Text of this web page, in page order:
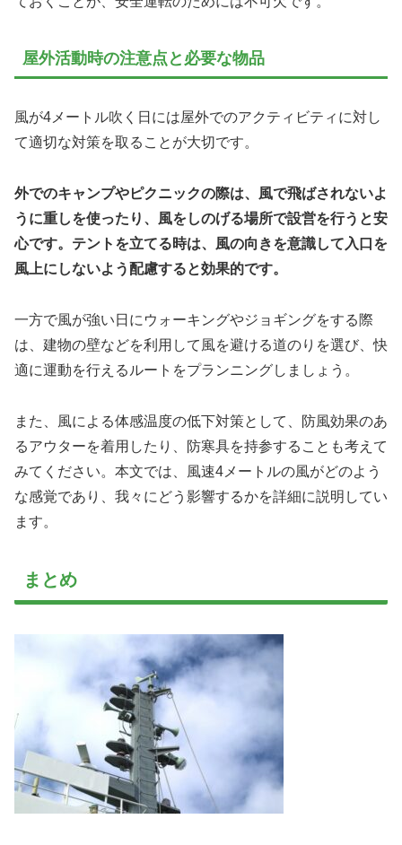
屋外活動時の注意点と必要な物品
風が4メートル吹く日には屋外でのアクティビティに対し
て適切な対策を取ることが大切です。
外でのキャンプやピクニックの際は、風で飛ばされないよ
うに重しを使ったり、風をしのげる場所で設営を行うと安
心です。テントを立てる時は、風の向きを意識して入口を
風上にしないよう配慮すると効果的です。
一方で風が強い日にウォーキングやジョギングをする際
は、建物の壁などを利用して風を避ける道のりを選び、快
適に運動を行えるルートをプランニングしましょう。
また、風による体感温度の低下対策として、防風効果のあ
るアウターを着用したり、防寒具を持参することも考えて
みてください。本文では、風速4メートルの風がどのよう
な感覚であり、我々にどう影響するかを詳細に説明してい
ます。
まとめ